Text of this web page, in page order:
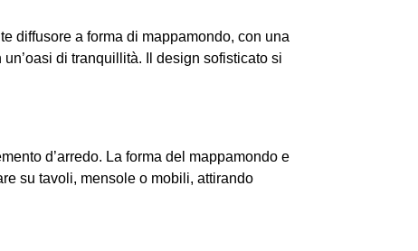
diffusore a forma di mappamondo, con una
di tranquillità. Il design sofisticato si
d’arredo. La forma del mappamondo e
su tavoli, mensole o mobili, attirando